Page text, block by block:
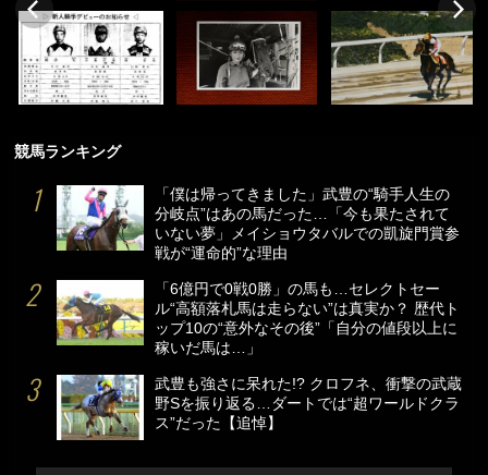
競馬ランキング
「僕は帰ってきました」武豊の“騎手人生の
分岐点”はあの馬だった…「今も果たされて
いない夢」メイショウタバルでの凱旋門賞参
戦が“運命的”な理由
「6億円で0戦0勝」の馬も…セレクトセー
ル“高額落札馬は走らない”は真実か？ 歴代ト
ップ10の“意外なその後”「自分の値段以上に
稼いだ馬は…」
武豊も強さに呆れた!? クロフネ、衝撃の武蔵
野Sを振り返る…ダートでは“超ワールドクラ
ス”だった【追悼】